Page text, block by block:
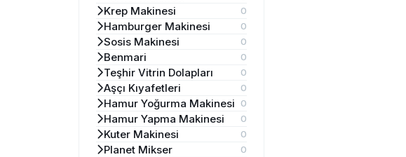
Krep Makinesi 0
Hamburger Makinesi 0
Sosis Makinesi 0
Benmari 0
Teşhir Vitrin Dolapları 0
Aşçı Kıyafetleri 0
Hamur Yoğurma Makinesi 0
Hamur Yapma Makinesi 0
Kuter Makinesi 0
Planet Mikser 0